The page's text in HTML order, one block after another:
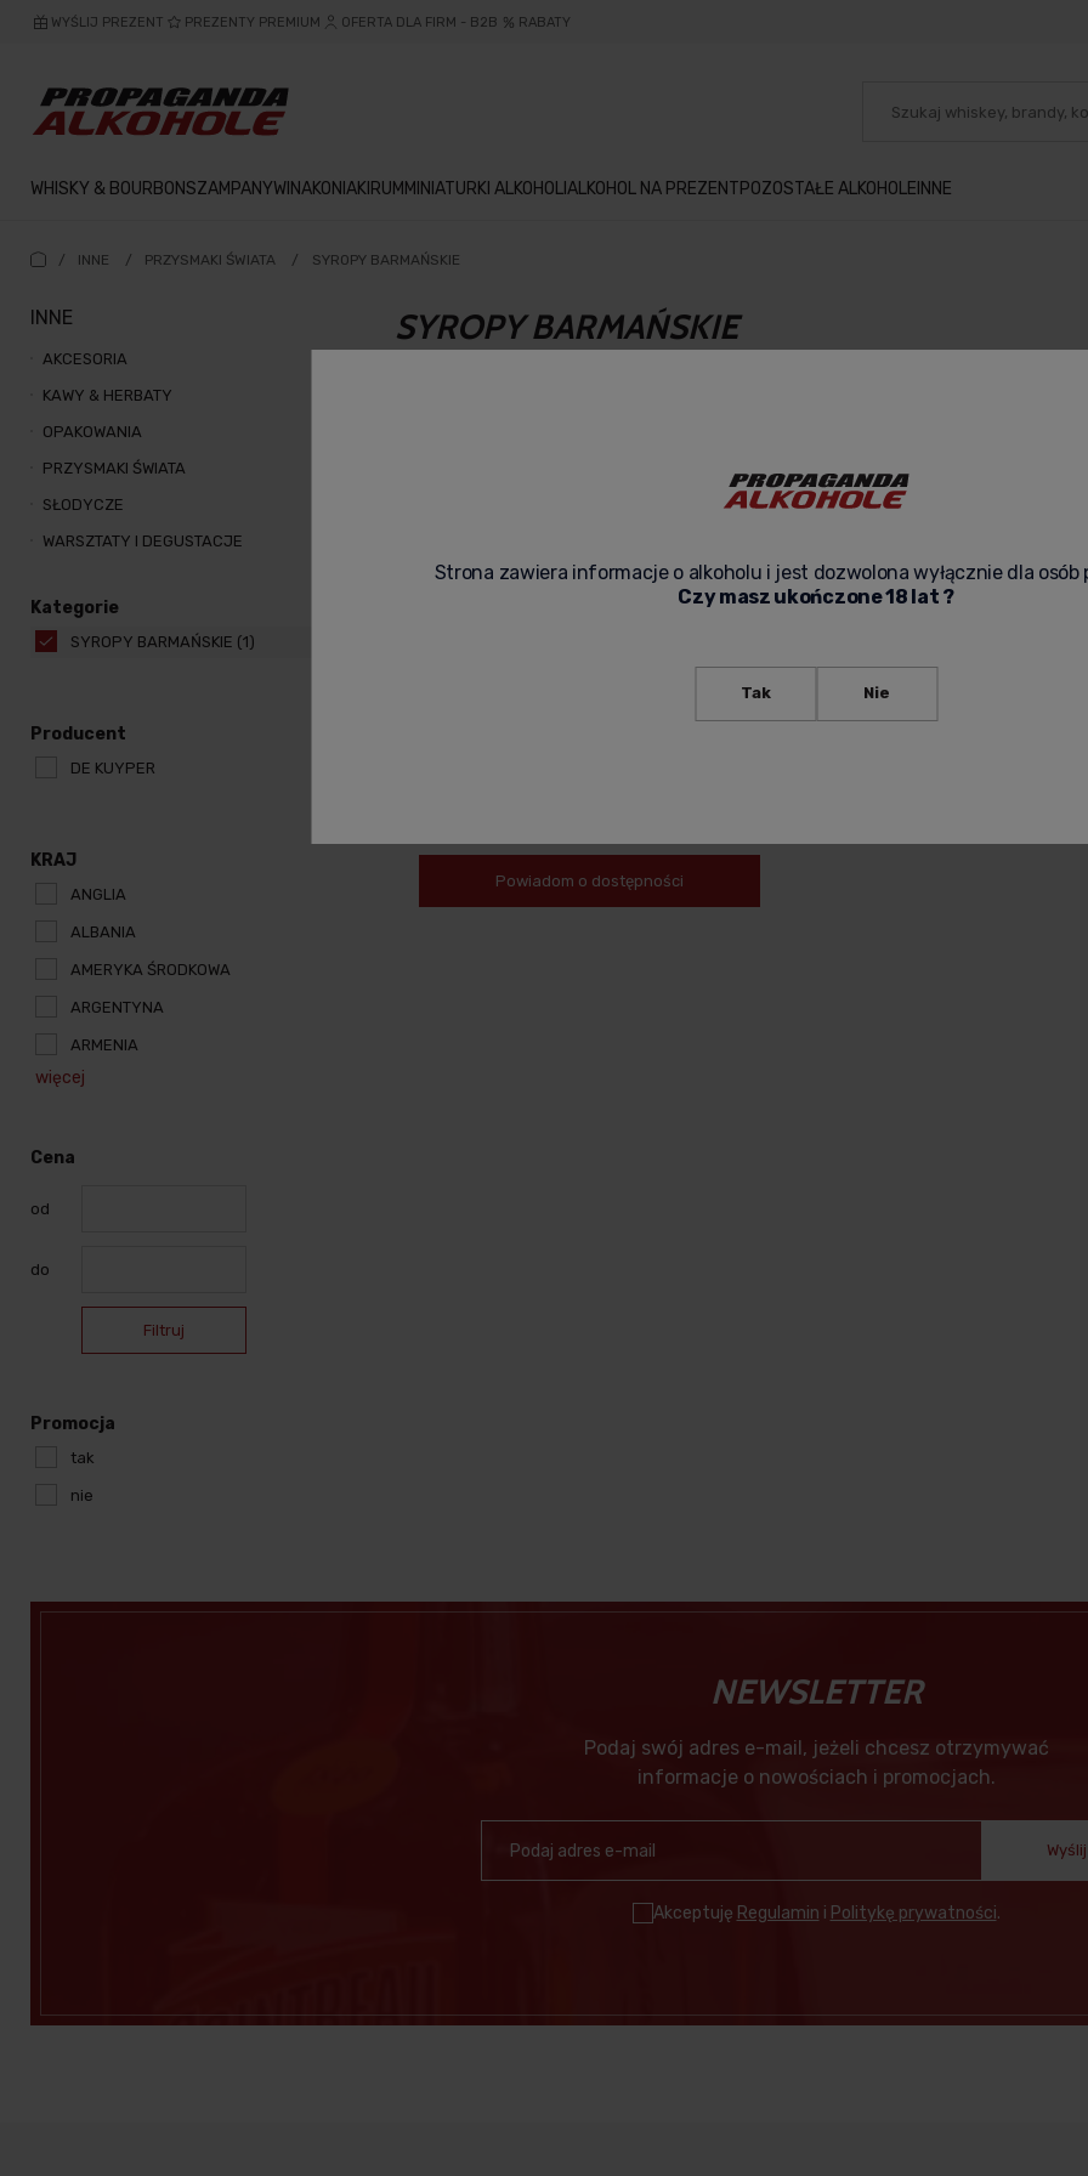
WYŚLIJ PREZENT PREZENTY PREMIUM OFERTA DLA FIRM - B2B RABATY
WHISKY & BOURBONSZAMPANYWINAKONIAKI RUM MINIATURKI ALKOHOLIALKOHOL NA PREZENTPOZOSTAŁE ALKOHOLE INNE
/ INNE / PRZYSMAKI ŚWIATA / SYROPY BARMAŃSKIE
INNE
AKCESORIA
KAWY & HERBATY
OPAKOWANIA
PRZYSMAKI ŚWIATA
SŁODYCZE
WARSZTATY I DEGUSTACJE
Kategorie
SYROPY BARMAŃSKIE (1)
Producent
DE KUYPER
KRAJ
ANGLIA
ALBANIA
AMERYKA ŚRODKOWA
ARGENTYNA
ARMENIA
więcej
Cena
od
do
Filtruj
Promocja
tak
nie
SYROPY BARMAŃSKIE
Powiadom o dostępności
NEWSLETTER
Podaj swój adres e-mail, jeżeli chcesz otrzymywać
informacje o nowościach i promocjach.
Wyślij
Akceptuję Regulamin i Politykę prywatności.
Strona zawiera informacje o alkoholu i jest dozwolona wyłącznie dla osób
Czy masz ukończone 18 lat ?
Tak Nie